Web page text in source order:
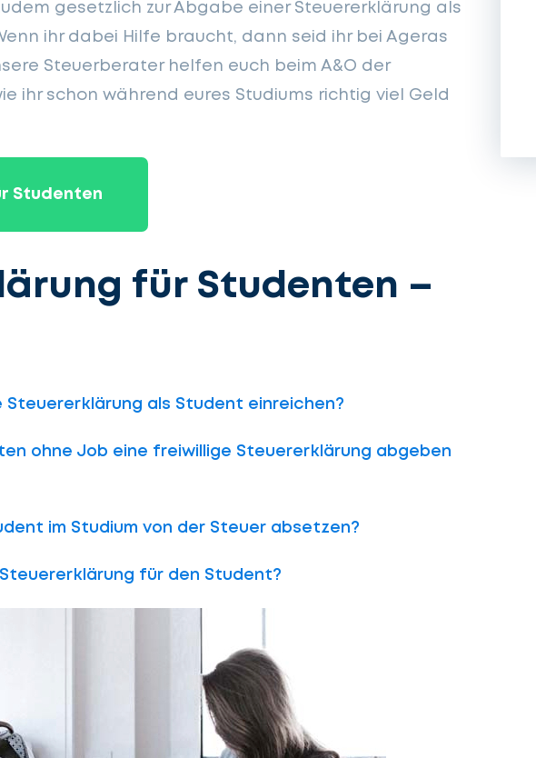
gesetzlich zur Abgabe einer Steuererklärung als
ihr dabei Hilfe braucht, dann seid ihr bei Ageras
Steuerberater helfen euch beim A&O der
ihr schon während eures Studiums richtig viel Geld
Studenten
für Studenten –
Steuererklärung als Student einreichen?
ohne Job eine freiwillige Steuererklärung abgeben
im Studium von der Steuer absetzen?
für den Student?